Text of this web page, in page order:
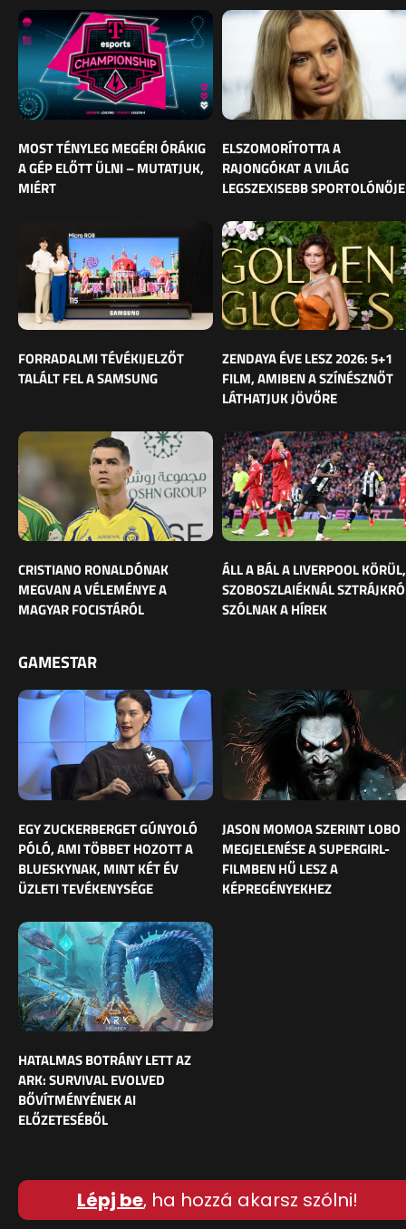
MOST TÉNYLEG MEGÉRI ÓRÁKIG
A GÉP ELŐTT ÜLNI – MUTATJUK,
MIÉRT
ELSZOMORÍTOTTA A
RAJONGÓKAT A VILÁG
LEGSZEXISEBB SPORTOLÓNŐJE
FORRADALMI TÉVÉKIJELZŐT
TALÁLT FEL A SAMSUNG
ZENDAYA ÉVE LESZ 2026: 5+1
FILM, AMIBEN A SZÍNÉSZNŐT
LÁTHATJUK JÖVŐRE
CRISTIANO RONALDÓNAK
MEGVAN A VÉLEMÉNYE A
MAGYAR FOCISTÁRÓL
ÁLL A BÁL A LIVERPOOL KÖRÜL,
SZOBOSZLAIÉKNÁL
SZÓLNAK A HÍREK
GAMESTAR
EGY ZUCKERBERGET GÚNYOLÓ
PÓLÓ, AMI TÖBBET HOZOTT A
BLUESKYNAK, MINT KÉT ÉV
ÜZLETI TEVÉKENYSÉGE
JASON MOMOA SZERINT LOBO
MEGJELENÉSE A SUPERGIRL-
FILMBEN HŰ LESZ A
KÉPREGÉNYEKHEZ
HATALMAS BOTRÁNY LETT AZ
ARK: SURVIVAL EVOLVED
BŐVÍTMÉNYÉNEK AI
ELŐZETESÉBŐL
Lépj be, ha hozzá akarsz szólni!